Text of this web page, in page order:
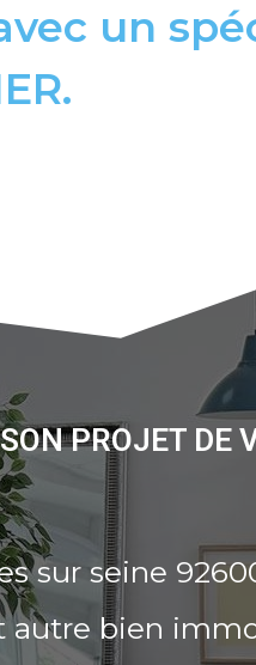
un
PROJET DE
sur seine
autre bien